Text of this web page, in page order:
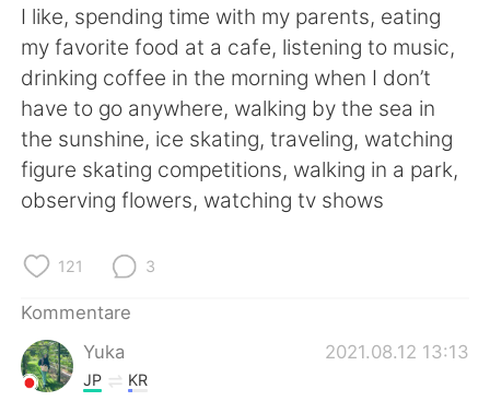
I like, spending time with my parents, eating
my favorite food at a cafe, listening to music,
drinking coffee in the morning when I don’t
have to go anywhere, walking by the sea in
the sunshine, ice skating, traveling, watching
figure skating competitions, walking in a park,
observing flowers, watching tv shows
121 3
Kommentare
Yuka
2021.08.12 13:13
JP KR